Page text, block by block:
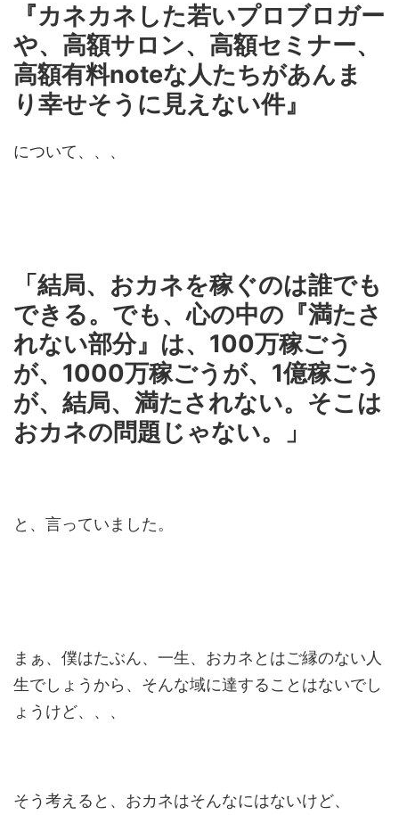
『カネカネした若いプロブロガー
や、高額サロン、高額セミナー、
高額有料noteな人たちがあんま
り幸せそうに見えない件』
について、、、
「結局、おカネを稼ぐのは誰でも
できる。でも、心の中の『満たさ
れない部分』は、100万稼ごう
が、1000万稼ごうが、1億稼ごう
が、結局、満たされない。そこは
おカネの問題じゃない。」
と、言っていました。
まぁ、僕はたぶん、一生、おカネとはご縁のない人
生でしょうから、そんな域に達することはないでし
ょうけど、、、
そう考えると、おカネはそんなにはないけど、